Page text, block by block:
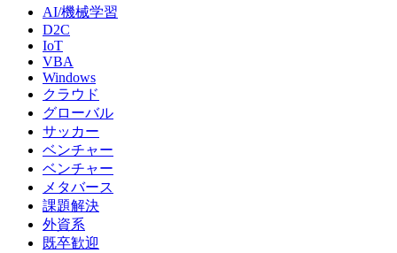
AI/機械学習
D2C
IoT
VBA
Windows
クラウド
グローバル
サッカー
ベンチャー
ベンチャー
メタバース
課題解決
外資系
既卒歓迎